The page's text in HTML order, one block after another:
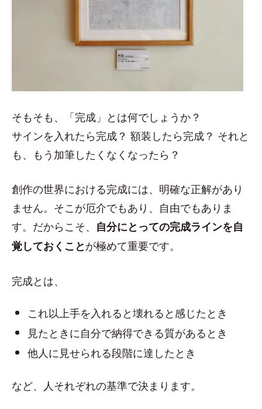
そもそも、「完成」とは何でしょうか？
サインを入れたら完成？ 額装したら完成？ それと
も、もう加筆したくなくなったら？
創作の世界における完成には、明確な正解があり
ません。そこが厄介でもあり、自由でもありま
す。だからこそ、 自分にとっての完成ラインを自
覚しておくことが極めて重要です。
完成とは、
これ以上手を入れると壊れると感じたとき
見たときに自分で納得できる質があるとき
他人に見せられる段階に達したとき
など、人それぞれの基準で決まります。